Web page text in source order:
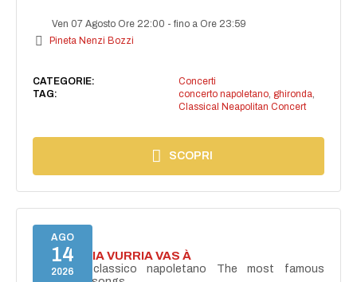
Ven 07 Agosto Ore 22:00 -fino a Ore 23:59
Pineta Nenzi Bozzi
CATEGORIE:
Concerti
TAG:
concerto napoletano, ghironda,
Classical Neapolitan Concert
SCOPRI
AGO
14
2026
I'TE VURRIA VURRIA VAS À
Concerto classico napoletano The most famous